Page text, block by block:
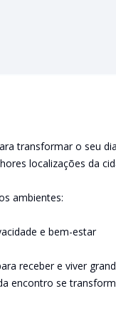
transformar o seu
localizações da
ambientes:
e bem-estar
receber e viver
encontro se